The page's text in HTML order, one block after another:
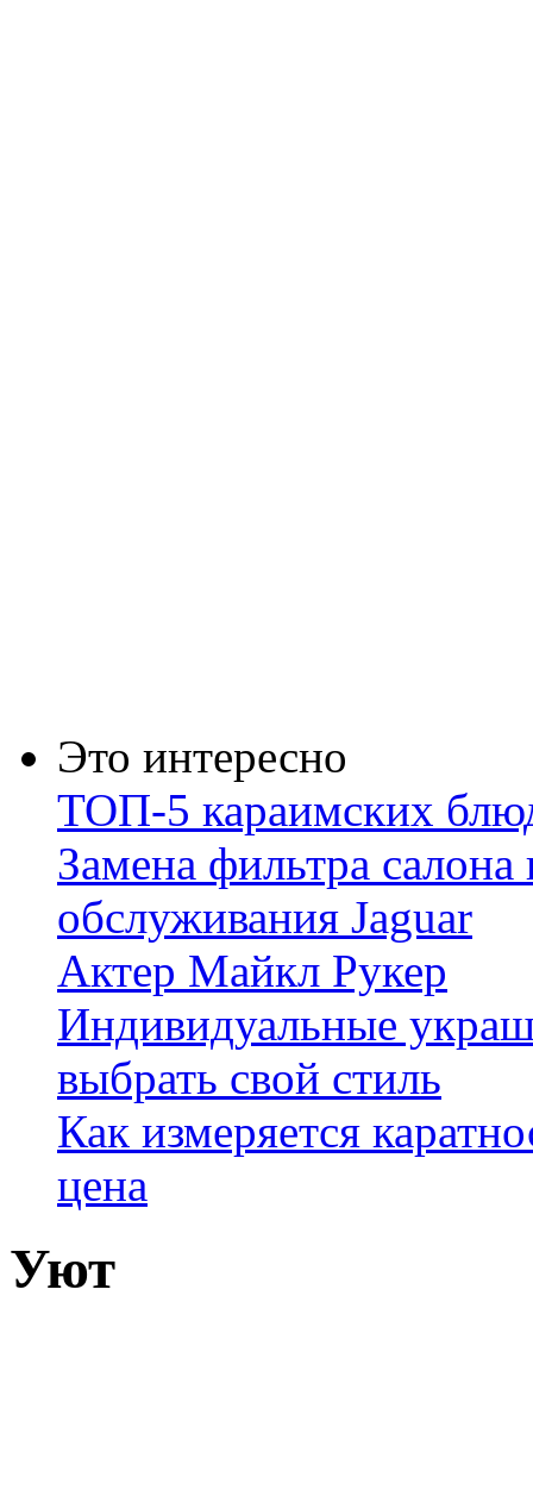
Это интересно
ТОП-5 караимских
Замена фильтра
обслуживания Jaguar
Актер Майкл Рукер
Индивидуальные
выбрать свой стиль
Как измеряется
цена
Уют